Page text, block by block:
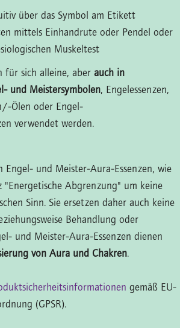
über das Symbol am Etikett
mittels Einhandrute oder Pendel oder
Muskeltest
für sich alleine, aber auch in
und Meistersymbolen, Engelessenzen,
Ölen oder Engel-
verwendet werden.
Engel- und Meister-Aura-Essenzen, wie
"Energetische Abgrenzung" um keine
Sinn. Sie ersetzen daher auch keine
Behandlung oder
und Meister-Aura-Essenzen dienen
von Aura und Chakren.
gemäß EU-
(GPSR).